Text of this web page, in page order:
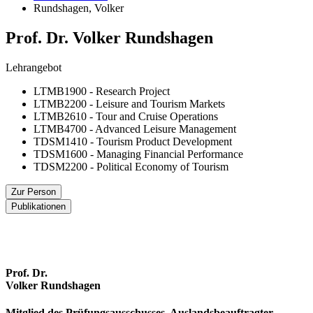
Rundshagen, Volker
Prof. Dr. Volker Rund­sha­gen
Lehrangebot
LTMB1900 - Research Project
LTMB2200 - Leisure and Tourism Markets
LTMB2610 - Tour and Cruise Operations
LTMB4700 - Advanced Leisure Management
TDSM1410 - Tourism Product Development
TDSM1600 - Managing Financial Performance
TDSM2200 - Political Economy of Tourism
Zur Person
Zum April 2017 erhielt Dr. Volker Rundshagen seinen Ruf an die
Zuvor war er bereits zehn Jahre als Hochschullehrer für Tourismus
und Wirtschaft an der Cologne Business School tätig. Seine
Publikationen
Prof. Dr.
Volker Rundshagen